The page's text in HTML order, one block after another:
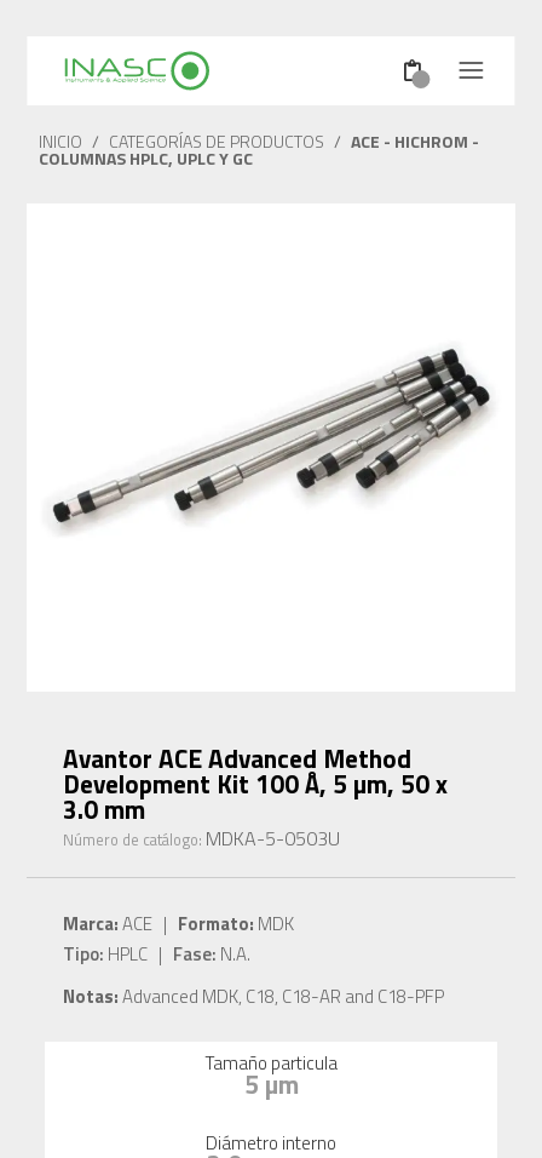
INICIO / CATEGORÍAS DE PRODUCTOS / ACE - HICHROM -
COLUMNAS HPLC, UPLC Y GC
Avantor ACE Advanced Method
Development Kit 100 Å, 5 µm, 50 x
3.0 mm
Número de catálogo: MDKA-5-0503U
Marca:ACE | Formato: MDK
Tipo: HPLC | Fase: N.A.
Notas:Advanced MDK, C18, C18-AR and C18-PFP
Tamaño particula
5 µm
Diámetro interno